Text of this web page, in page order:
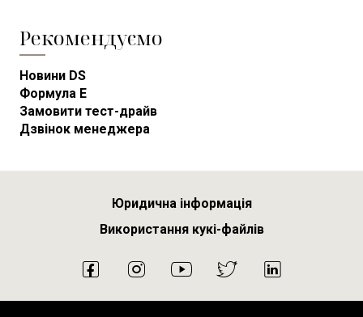
Рекомендуємо
Новини DS
Формула E
Замовити тест-драйв
Дзвінок менеджера
Юридична інформація
Використання кукі-файлів